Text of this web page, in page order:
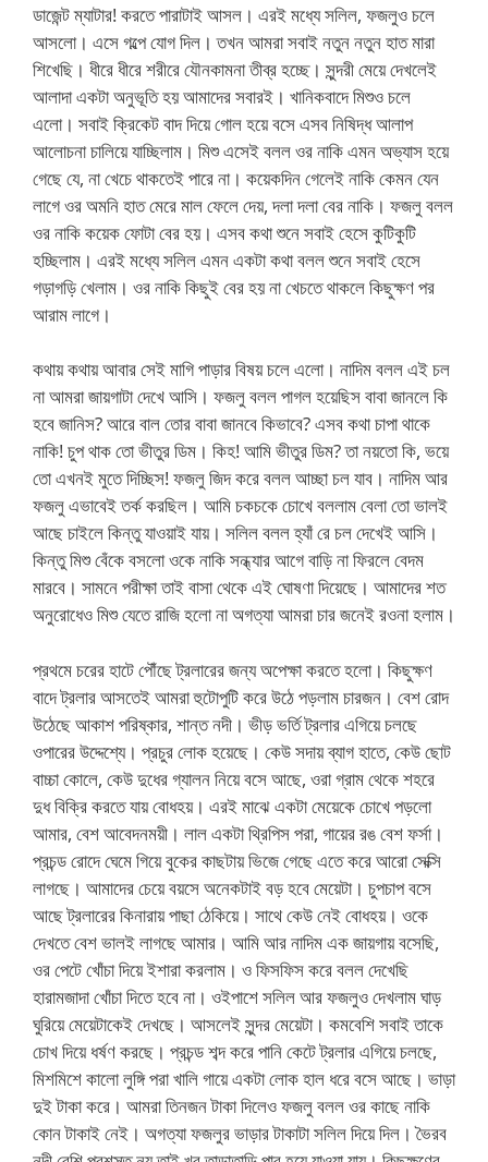
ডাজেন্ট ম্যাটার! করতে পারাটাই আসল। এরই মধ্যে সলিল, ফজলুও চলে
আসলো। এসে গল্পে যোগ দিল। তখন আমরা সবাই নতুন নতুন হাত মারা
শিখেছি। ধীরে ধীরে শরীরে যৌনকামনা তীব্র হচ্ছে। সুন্দরী মেয়ে দেখলেই
আলাদা একটা অনুভূতি হয় আমাদের সবারই। খানিকবাদে মিশুও চলে
এলো। সবাই ক্রিকেট বাদ দিয়ে গোল হয়ে বসে এসব নিষিদ্ধ আলাপ
আলোচনা চালিয়ে যাচ্ছিলাম। মিশু এসেই বলল ওর নাকি এমন অভ্যাস হয়ে
গেছে যে, না খেচে থাকতেই পারে না। কয়েকদিন গেলেই নাকি কেমন যেন
লাগে ওর অমনি হাত মেরে মাল ফেলে দেয়, দলা দলা বের নাকি। ফজলু বলল
ওর নাকি কয়েক ফোটা বের হয়। এসব কথা শুনে সবাই হেসে কুটিকুটি
হচ্ছিলাম। এরই মধ্যে সলিল এমন একটা কথা বলল শুনে সবাই হেসে
গড়াগড়ি খেলাম। ওর নাকি কিছুই বের হয় না খেচতে থাকলে কিছুক্ষণ পর
আরাম লাগে।
কথায় কথায় আবার সেই মাগি পাড়ার বিষয় চলে এলো। নাদিম বলল এই চল
না আমরা জায়গাটা দেখে আসি। ফজলু বলল পাগল হয়েছিস বাবা জানলে কি
হবে জানিস? আরে বাল তোর বাবা জানবে কিভাবে? এসব কথা চাপা থাকে
নাকি! চুপ থাক তো ভীতুর ডিম। কিহ! আমি ভীতুর ডিম? তা নয়তো কি, ভয়ে
তো এখনই মুতে দিচ্ছিস! ফজলু জিদ করে বলল আচ্ছা চল যাব। নাদিম আর
ফজলু এভাবেই তর্ক করছিল। আমি চকচকে চোখে বললাম বেলা তো ভালই
আছে চাইলে কিন্তু যাওয়াই যায়। সলিল বলল হ্যাঁ রে চল দেখেই আসি।
কিন্তু মিশু বেঁকে বসলো ওকে নাকি সন্ধ্যার আগে বাড়ি না ফিরলে বেদম
মারবে। সামনে পরীক্ষা তাই বাসা থেকে এই ঘোষণা দিয়েছে। আমাদের শত
অনুরোধেও মিশু যেতে রাজি হলো না অগত্যা আমরা চার জনেই রওনা হলাম।
প্রথমে চরের হাটে পৌঁছে ট্রলারের জন্য অপেক্ষা করতে হলো। কিছুক্ষণ
বাদে ট্রলার আসতেই আমরা হুটোপুটি করে উঠে পড়লাম চারজন। বেশ রোদ
উঠেছে আকাশ পরিষ্কার, শান্ত নদী। ভীড় ভর্তি ট্রলার এগিয়ে চলছে
ওপারের উদ্দেশ্যে। প্রচুর লোক হয়েছে। কেউ সদায় ব্যাগ হাতে, কেউ ছোট
বাচ্চা কোলে, কেউ দুধের গ্যালন নিয়ে বসে আছে, ওরা গ্রাম থেকে শহরে
দুধ বিক্রি করতে যায় বোধহয়। এরই মাঝে একটা মেয়েকে চোখে পড়লো
আমার, বেশ আবেদনময়ী। লাল একটা থ্রিপিস পরা, গায়ের রঙ বেশ ফর্সা।
প্রচন্ড রোদে ঘেমে গিয়ে বুকের কাছটায় ভিজে গেছে এতে করে আরো সেক্সি
লাগছে। আমাদের চেয়ে বয়সে অনেকটাই বড় হবে মেয়েটা। চুপচাপ বসে
আছে ট্রলারের কিনারায় পাছা ঠেকিয়ে। সাথে কেউ নেই বোধহয়। ওকে
দেখতে বেশ ভালই লাগছে আমার। আমি আর নাদিম এক জায়গায় বসেছি,
ওর পেটে খোঁচা দিয়ে ইশারা করলাম। ও ফিসফিস করে বলল দেখেছি
হারামজাদা খোঁচা দিতে হবে না। ওইপাশে সলিল আর ফজলুও দেখলাম ঘাড়
ঘুরিয়ে মেয়েটাকেই দেখছে। আসলেই সুন্দর মেয়েটা। কমবেশি সবাই তাকে
চোখ দিয়ে ধর্ষণ করছে। প্রচন্ড শব্দ করে পানি কেটে ট্রলার এগিয়ে চলছে,
মিশমিশে কালো লুঙ্গি পরা খালি গায়ে একটা লোক হাল ধরে বসে আছে। ভাড়া
দুই টাকা করে। আমরা তিনজন টাকা দিলেও ফজলু বলল ওর কাছে নাকি
কোন টাকাই নেই। অগত্যা ফজলুর ভাড়ার টাকাটা সলিল দিয়ে দিল। ভৈরব